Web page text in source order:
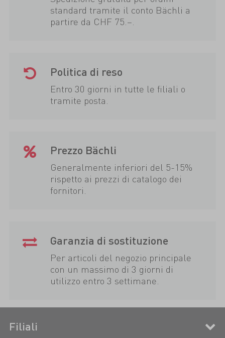
standard tramite il conto Bächli a
partire da CHF 75.–.
Politica di reso
Entro 30 giorni in tutte le filiali o
tramite posta.
Prezzo Bächli
Generalmente inferiori del 5-15%
rispetto ai prezzi di catalogo dei
fornitori.
Garanzia di sostituzione
Per articoli del negozio principale
con un massimo di 3 giorni di
utilizzo entro 3 settimane.
Filiali